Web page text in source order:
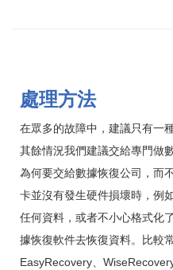
處理方法
在眾多的故障中，建議只有一
其餘情況我們建議交給專門做
為何要交給數據恢復公司，而
卡並沒有發生硬件損壞時，例
任何資料，或者不小心格式化
據恢復軟件去恢復資料。比較
EasyRecovery、